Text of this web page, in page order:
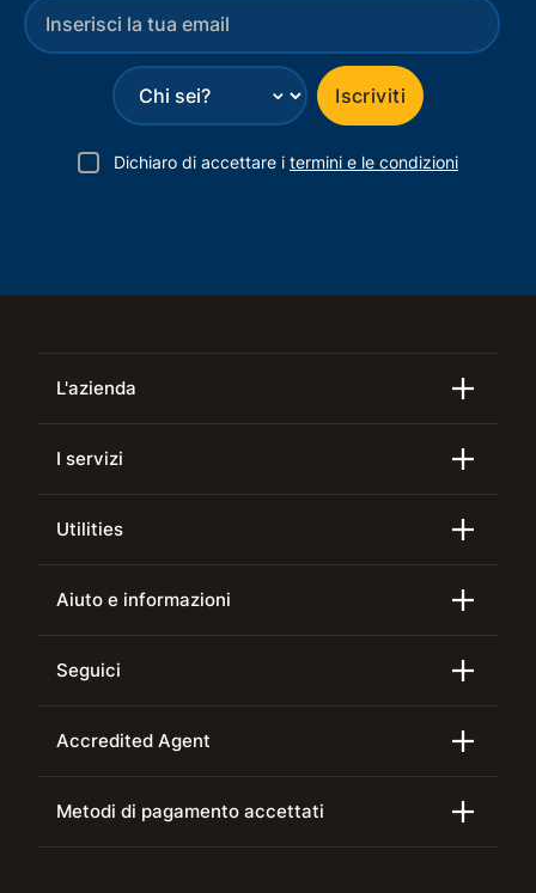
⌄ Iscriviti
Dichiaro di accettare i termini e le condizioni
L'azienda
I servizi
Utilities
Aiuto e informazioni
Seguici
Accredited Agent
Metodi di pagamento accettati